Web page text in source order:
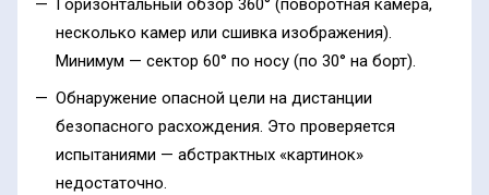
Горизонтальный обзор 360° (поворотная камера,
несколько камер или сшивка изображения).
Минимум — сектор 60° по носу (по 30° на борт).
Обнаружение опасной цели на дистанции
безопасного расхождения. Это проверяется
испытаниями — абстрактных «картинок»
недостаточно.